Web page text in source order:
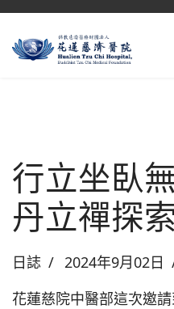
行立坐臥
丹立禪探
日誌 2024年9月02日
花蓮慈院中醫部這次邀